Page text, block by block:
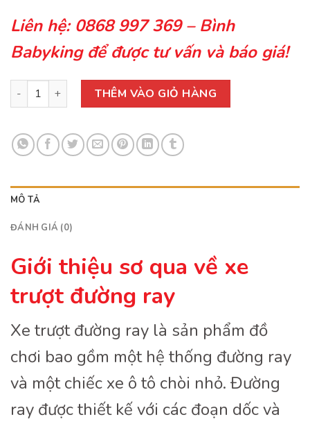
Liên hệ: 0868 997 369– Bình
Babyking để được tư vấn và báo giá!
Xe Trượt Đường Ray Cho Bé Từ 2 Tuổi số lượng
THÊM VÀO GIỎ HÀNG
MÔ TẢ
ĐÁNH GIÁ (0)
Giới thiệu sơ qua về xe
trượt đường ray
Xe trượt đường ray là sản phẩm đồ
chơi bao gồm một hệ thống đường ray
và một chiếc xe ô tô chòi nhỏ. Đường
ray được thiết kế với các đoạn dốc và